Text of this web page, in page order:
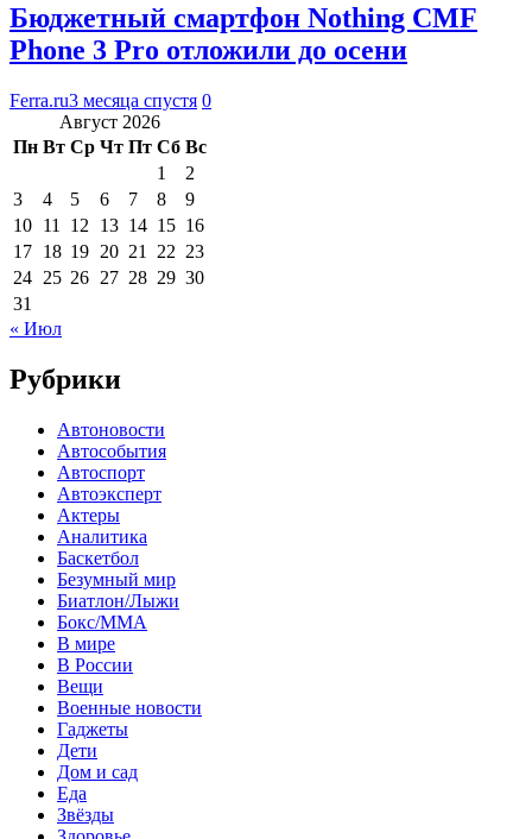
Бюджетный смартфон Nothing CMF
Phone 3 Pro отложили до осени
Ferra.ru3 месяца спустя 0
Август 2026
Пн Вт Ср Чт Пт Сб Вс
1
2
3
4 5 6 7 8
9
10 11 12 13 14 15 16
17 18 19 20 21 22 23
24 25 26 27 28 29 30
31
« Июл
Рубрики
Автоновости
Автособытия
Автоспорт
Автоэксперт
Актеры
Аналитика
Баскетбол
Безумный мир
Биатлон/Лыжи
Бокс/MMA
В мире
В России
Вещи
Военные новости
Гаджеты
Дети
Дом и сад
Еда
Звёзды